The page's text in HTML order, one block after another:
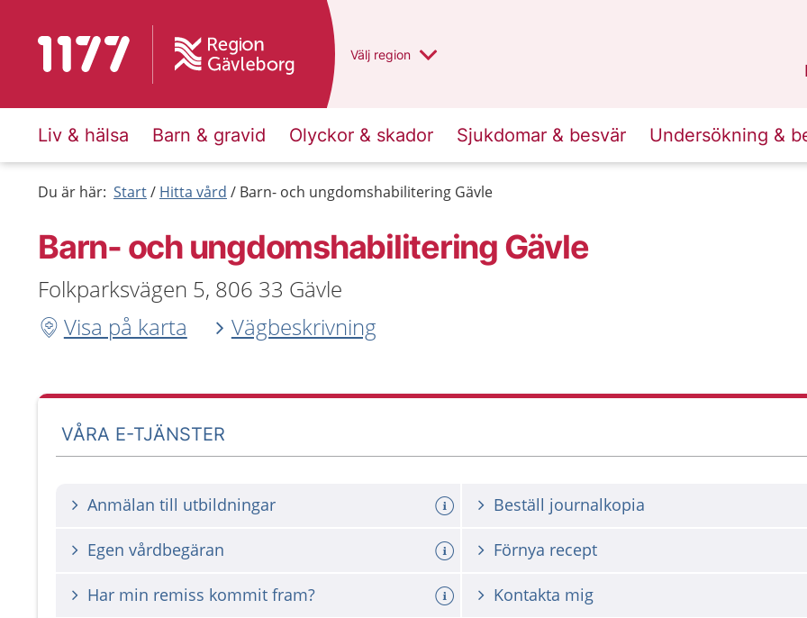
Till startsidan för 1177 Du har valt region
Välj en annan
region
Liv & hälsa Barn & gravid Olyckor & skador Sjukdomar & besvär Undersökning &
Du är här: Start Hitta vård Barn- och ungdomshabilitering Gävle
Barn- och ungdomshabilitering Gävle
Folkparksvägen 5, 806 33 Gävle
Visa på karta
Vägbeskrivning
VÅRA E-TJÄNSTER
Anmälan till utbildningar Beställ journalkopia
Egen vårdbegäran Förnya recept
Har min remiss kommit fram? Kontakta mig